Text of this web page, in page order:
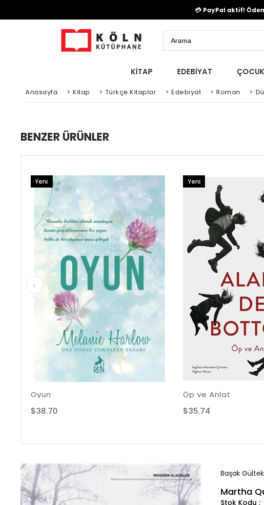
💳 PayPal aktif!
KİTAP EDEBİYAT
Anasayfa > Kitap > Türkçe Kitaplar > Edebiyat > Roman >
BENZER ÜRÜNLER
Oyun
$38.70
Yeni
Öp ve Anlat
$35.74
Yeni
Başak
Martha